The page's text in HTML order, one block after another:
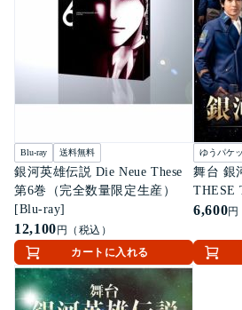
Blu-ray 送料無料
銀河英雄伝説 Die Neue These
第6巻（完全数量限定生産）
[Blu-ray]
12,100 円（税込）
カートに入れる
ゆうパケ
舞台 銀
THESE
6,600円